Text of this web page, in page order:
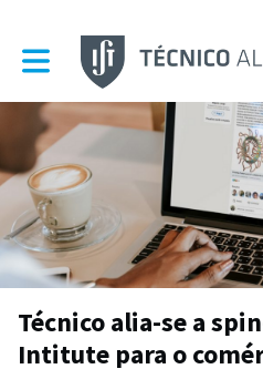
Toggle main navigation
Técnico alia-se a
Intitute para o